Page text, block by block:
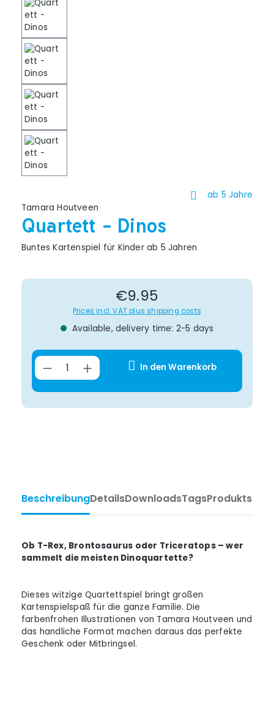
ab 5 Jahre
Tamara Houtveen
Quartett - Dinos
Buntes Kartenspiel für Kinder ab 5 Jahren
Regular price:
€9.95
Prices incl. VAT plus shipping costs
Available, delivery time: 2-5 days
Product Quantity: Enter the
In den Warenkorb
BeschreibungDetailsDownloadsTags
Ob T-Rex, Brontosaurus oder Triceratops – wer
sammelt die meisten Dinoquartette?
Dieses witzige Quartettspiel bringt großen
Kartenspielspaß für die ganze Familie. Die
farbenfrohen Illustrationen von Tamara Houtveen und
das handliche Format machen daraus das perfekte
Geschenk oder Mitbringsel.